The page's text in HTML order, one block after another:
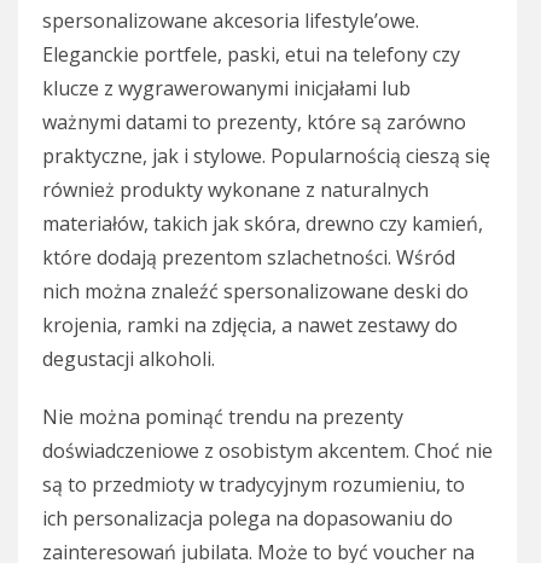
spersonalizowane akcesoria lifestyle’owe.
Eleganckie portfele, paski, etui na telefony czy
klucze z wygrawerowanymi inicjałami lub
ważnymi datami to prezenty, które są zarówno
praktyczne, jak i stylowe. Popularnością cieszą się
również produkty wykonane z naturalnych
materiałów, takich jak skóra, drewno czy kamień,
które dodają prezentom szlachetności. Wśród
nich można znaleźć spersonalizowane deski do
krojenia, ramki na zdjęcia, a nawet zestawy do
degustacji alkoholi.
Nie można pominąć trendu na prezenty
doświadczeniowe z osobistym akcentem. Choć nie
są to przedmioty w tradycyjnym rozumieniu, to
ich personalizacja polega na dopasowaniu do
zainteresowań jubilata. Może to być voucher na